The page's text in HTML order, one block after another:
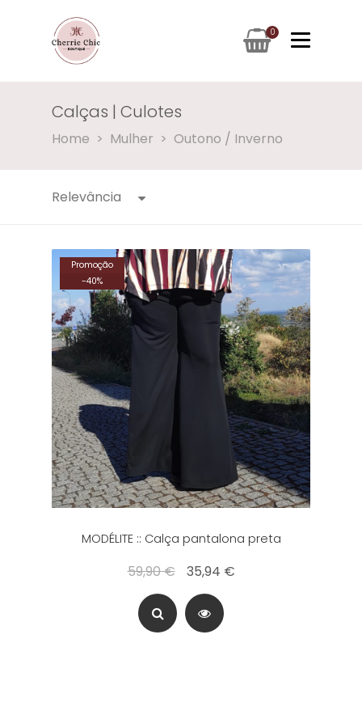
0
Calças | Culotes
Calças | Culotes
Home Mulher Outono / Inverno
Relevância
Promoção
-40%
MODÉLITE :: Calça pantalona preta
59,90 € 35,94 €